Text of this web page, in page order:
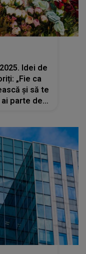
Idei de
„Fie ca
și să te
parte de